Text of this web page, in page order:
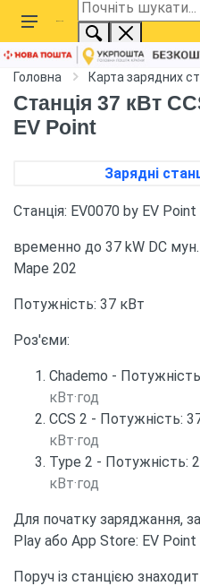
Головна Карта зарядних
Станція 37 кВт
EV Point
Зарядні
Станція: EV0070 by EV Point
временно до 37 kW DC
Маре 202
Потужність: 37 кВт
Роз'єми:
Chademo -
кВт·год
CCS 2 - Потужність:
кВт·год
Type 2 - Потужність:
кВт·год
Для початку заряджання,
Play або App Store: EV
Поруч із станцією